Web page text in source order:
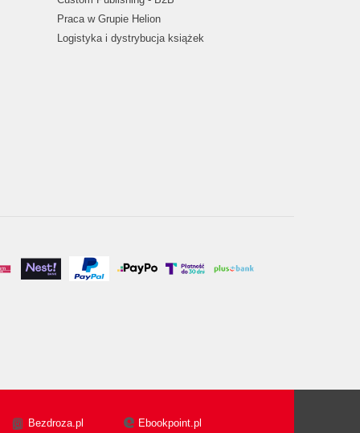
Praca w Grupie Helion
Logistyka i dystrybucja książek
Bezdroza.pl Ebookpoint.pl